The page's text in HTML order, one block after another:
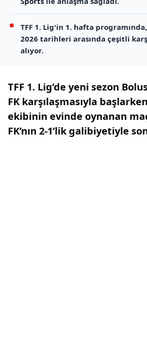
TFF 1. Lig'in 1. hafta
2026 tarihleri arasında çeşitli
alıyor.
TFF 1. Lig’de yeni sezon
FK karşılaşmasıyla
ekibinin evinde oynanan
FK’nın 2-1’lik galibiyetiyle